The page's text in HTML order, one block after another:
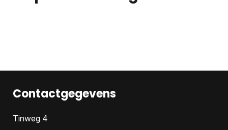
Contactgegevens
Tinweg 4